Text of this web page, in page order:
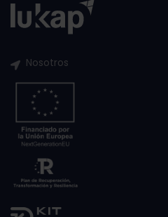
Nosotros